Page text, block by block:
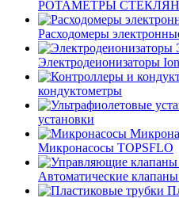
РОТАМЕТРЫ
Расходомеры
Электродеионизаторы
кондуктометры
установки
Микронасосы TOPSFLO
Автоматические